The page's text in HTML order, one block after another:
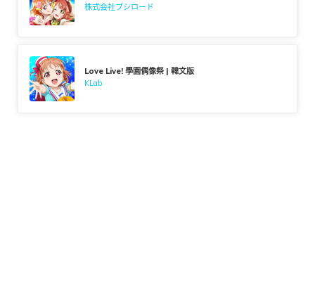
株式会社ブシロード
Love Live! 學園偶像祭 | 韓文版
KLab